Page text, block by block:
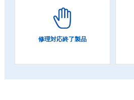
修理対応終了製品